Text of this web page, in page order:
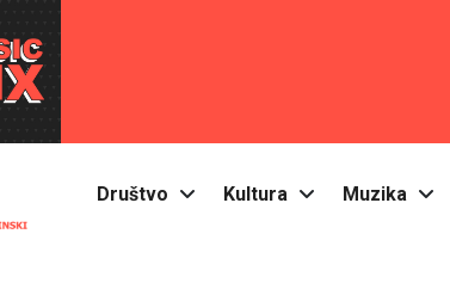
Društvo Kultura Muzika